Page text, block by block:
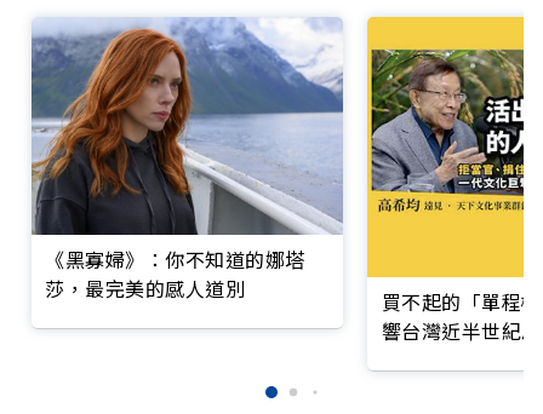
《黑寡婦》：你不知道的娜塔
莎，最完美的感人道別
買不起的「單程
響台灣近半世紀